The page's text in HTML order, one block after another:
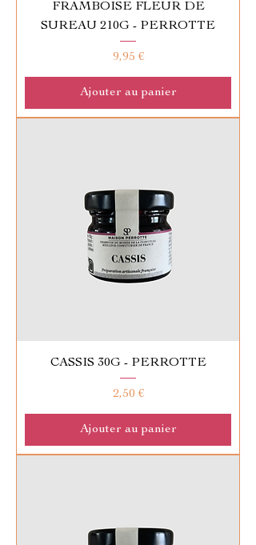
FRAMBOISE FLEUR DE
SUREAU 210G - PERROTTE
Prix
9,95 €
Ajouter au panier
CASSIS 30G - PERROTTE
Prix
2,50 €
Ajouter au panier